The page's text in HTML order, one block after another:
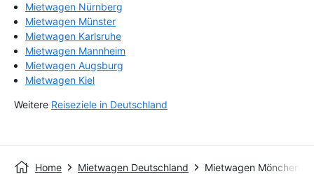
Mietwagen Nürnberg
Mietwagen Münster
Mietwagen Karlsruhe
Mietwagen Mannheim
Mietwagen Augsburg
Mietwagen Kiel
Weitere Reiseziele in Deutschland
Home Mietwagen Deutschland Mietwagen